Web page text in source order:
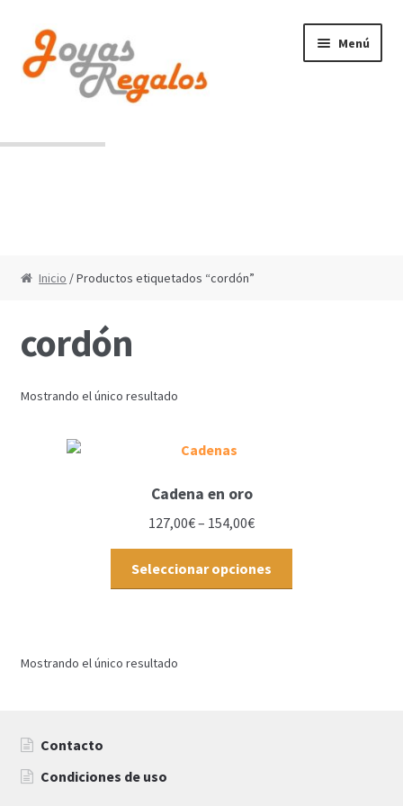
a
la
navegación
al
contenido
Menú
Inicio / Productos etiquetados “cordón”
cordón
Mostrando el único resultado
Cadena en oro
127,00€– 154,00€
Seleccionar opciones
Mostrando el único resultado
Contacto
Condiciones de uso